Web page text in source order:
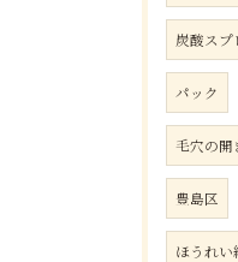
炭酸スプ
パック
毛穴の開
豊島区
ほうれい